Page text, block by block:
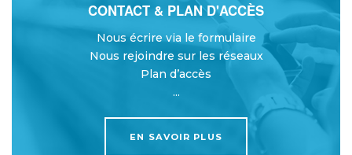
CONTACT & PLAN D'ACCÈS
Nous écrire via le formulaire
Nous rejoindre sur les réseaux
Plan d’accès
...
EN SAVOIR PLUS